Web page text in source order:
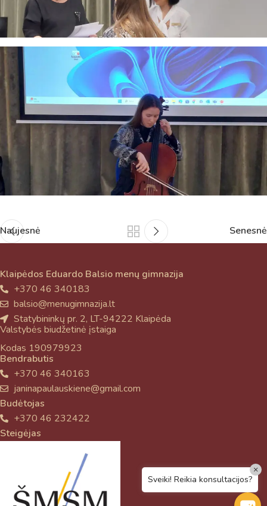
Naujesnė Senesnė
Klaipėdos Eduardo Balsio menų gimnazija
+370 46 340183
balsio@menugimnazija.lt
Statybininkų pr. 2, LT-94222 Klaipėda
Valstybės biudžetinė įstaiga
Kodas 190979923
Bendrabutis
+370 46 340163
janinapaulauskiene@gmail.com
Budėtojas
+370 46 232422
Steigėjas
Sveiki! Reikia konsultacijos?
×